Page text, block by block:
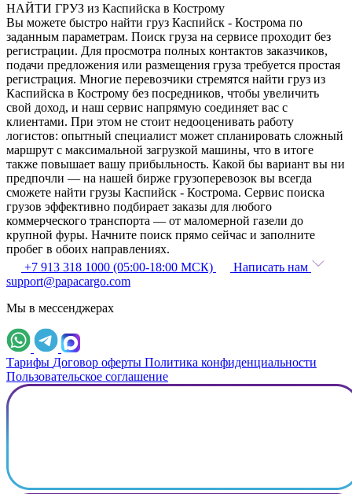
НАЙТИ ГРУЗ из Каспийска в Кострому
Вы можете быстро найти груз Каспийск - Кострома по
заданным параметрам. Поиск груза на сервисе проходит без
регистрации. Для просмотра полных контактов заказчиков,
подачи предложения или размещения груза требуется простая
регистрация. Многие перевозчики стремятся найти груз из
Каспийска в Кострому без посредников, чтобы увеличить
свой доход, и наш сервис напрямую соединяет вас с
клиентами. При этом не стоит недооценивать работу
логистов: опытный специалист может спланировать сложный
маршрут с максимальной загрузкой машины, что в итоге
также повышает вашу прибыльность. Какой бы вариант вы ни
предпочли — на нашей бирже грузоперевозок вы всегда
сможете найти грузы Каспийск - Кострома. Сервис поиска
грузов эффективно подбирает заказы для любого
коммерческого транспорта — от маломерной газели до
крупной фуры. Начните поиск прямо сейчас и заполните
пробег в обоих направлениях.
+7 913 318 1000 (05:00-18:00 МСК)
Написать нам
support@papacargo.com
Мы в мессенджерах
Тарифы Договор оферты Политика конфиденциальности
Пользовательское соглашение